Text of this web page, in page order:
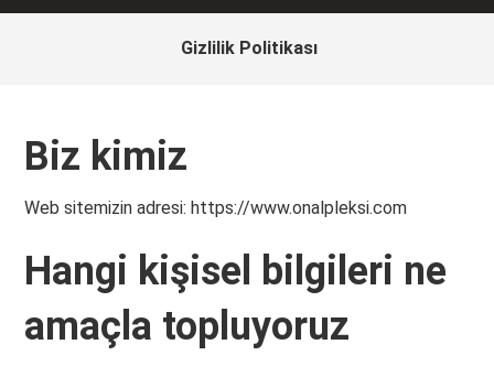
Gizlilik Politikası
Biz kimiz
Web sitemizin adresi: https://www.onalpleksi.com
Hangi kişisel bilgileri ne
amaçla topluyoruz